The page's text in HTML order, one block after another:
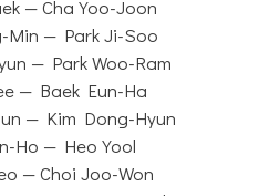
— Cha Yoo-Joon
Min — Park Ji-Soo
— Park Woo-Ram
— Baek Eun-Ha
— Kim Dong-Hyun
Ho — Heo Yool
— Choi Joo-Won